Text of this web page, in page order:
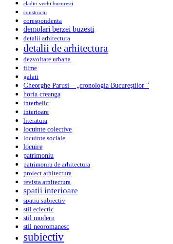
cladiri vechi bucuresti
constructii
corespondenta
demolari berzei buzesti
detalii arhitectura
detalii de arhitectura
dezvoltare urbana
filme
galati
Gheorghe Parusi – „cronologia Bucureştilor "
horia creanga
interbelic
interioare
literatura
locuinte colective
locuinte sociale
locuire
patrimoniu
patrimoniu de arhitectura
proiect arhitectura
revista arhitectura
spatii interioare
spatiu subiectiv
stil eclectic
stil modern
stil neoromanesc
subiectiv